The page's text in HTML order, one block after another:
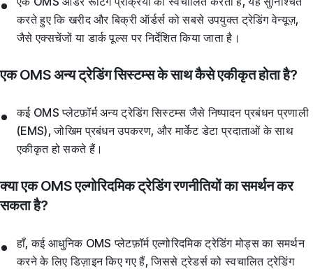
करते हुए कि खरीद और बिक्री ऑर्डर्स को सबसे उपयुक्त ट्रेडिंग वेन्यूज़,
जैसे एक्सचेंजों या डार्क पूल्स पर निर्देशित किया जाता है।
एक OMS अन्य ट्रेडिंग सिस्टम्स के साथ कैसे एकीकृत होता है?
कई OMS प्लेटफ़ॉर्म अन्य ट्रेडिंग सिस्टम्स जैसे निष्पादन प्रबंधन प्रणाली
(EMS), जोखिम प्रबंधन उपकरण, और मार्केट डेटा प्रदाताओं के साथ
एकीकृत हो सकते हैं।
क्या एक OMS एल्गोरिदमिक ट्रेडिंग रणनीतियों का समर्थन कर
सकता है?
हाँ, कई आधुनिक OMS प्लेटफ़ॉर्म एल्गोरिदमिक ट्रेडिंग मोड्स का समर्थन
करने के लिए डिज़ाइन किए गए हैं, जिससे ट्रेडर्स को स्वचालित ट्रेडिंग